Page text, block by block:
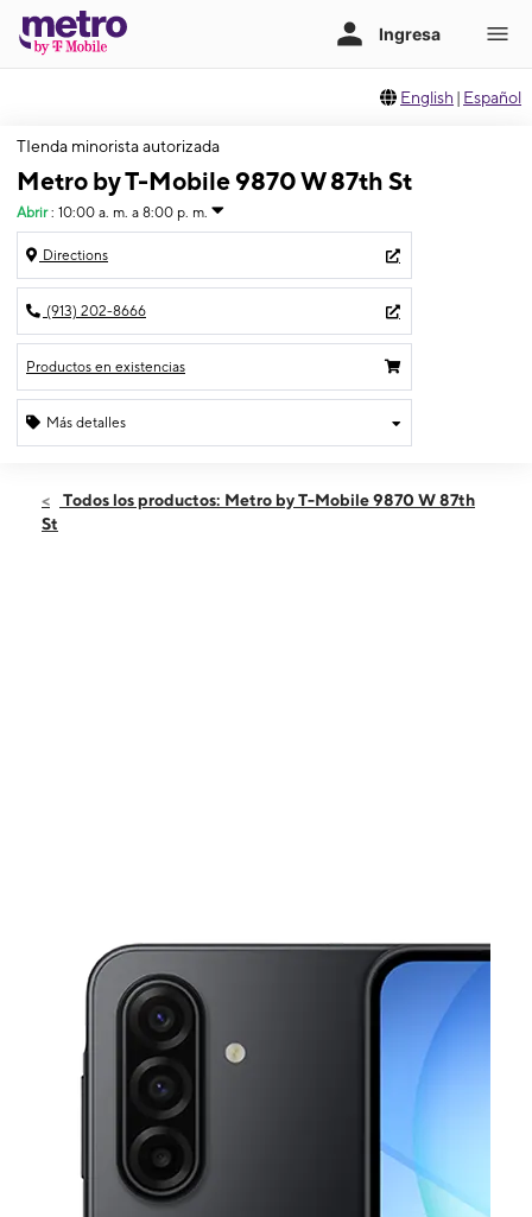
English | Español
TIenda minorista autorizada
Metro by T-Mobile 9870 W 87th St
Abrir : 10:00 a. m. a 8:00 p. m.
Directions
(913) 202-8666
Productos en existencias
Más detalles
Jueves:10:00 a. m. a 8:00 p. m.
Viernes:
Todos los productos: Metro by T-Mobile 9870 W 87th
St